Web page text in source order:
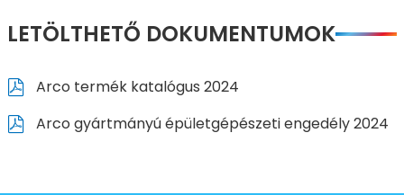
LETÖLTHETŐ DOKUMENTUMOK
Arco termék katalógus 2024
Arco gyártmányú épületgépészeti engedély 2024